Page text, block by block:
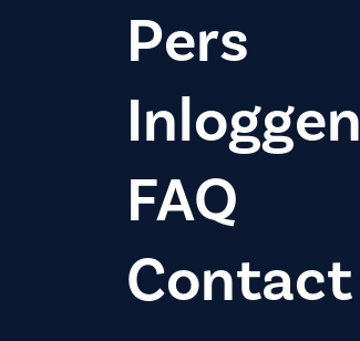
Pers
Inloggen
FAQ
Contact